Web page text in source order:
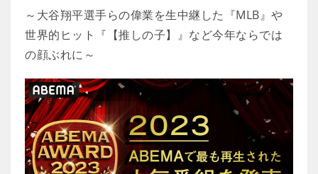
～大谷翔平選手らの偉業を生中継した『MLB』や
世界的ヒット『【推しの子】』など今年ならでは
の顔ぶれに～